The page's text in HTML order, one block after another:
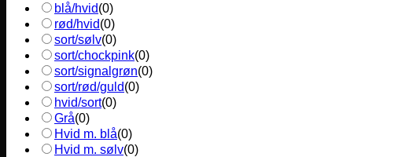
blå/hvid(0)
rød/hvid(0)
sort/sølv(0)
sort/chockpink(0)
sort/signalgrøn(0)
sort/rød/guld(0)
hvid/sort(0)
Grå(0)
Hvid m. blå(0)
Hvid m. sølv(0)